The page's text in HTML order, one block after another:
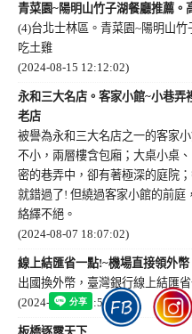
青菜園~陽明山竹子湖餐廳推薦。
(4)台北士林區。青菜園~陽明山
吃土雞
(2024-08-15 12:12:02)
永和三大名店。客家小館~小巷
老店
被譽為永和三大名店之一的客家
不小，兩層樓含包廂；大桌小桌
密的巷弄中，卻有著極深的庭院
就錯過了! 但繞過客家小館的前庭
絡繹不絕。
(2024-08-07 18:07:02)
線上結匯省一點!~機場直接領外幣
出國換外幣，臺灣銀行線上結匯
(2024-07-26 13:52:06)